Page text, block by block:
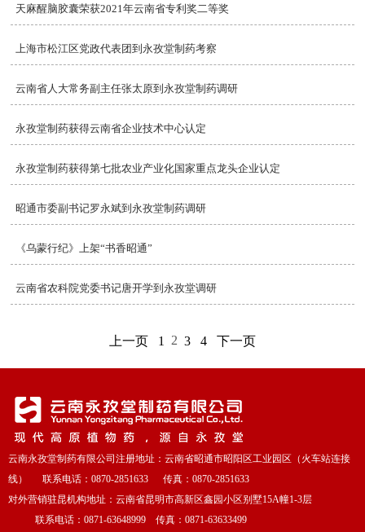
天麻醒脑胶囊荣获2021年云南省专利奖二等奖
上海市松江区党政代表团到永孜堂制药考察
云南省人大常务副主任张太原到永孜堂制药调研
永孜堂制药获得云南省企业技术中心认定
永孜堂制药获得第七批农业产业化国家重点龙头企业认定
昭通市委副书记罗永斌到永孜堂制药调研
《乌蒙行纪》上架“书香昭通”
云南省农科院党委书记唐开学到永孜堂调研
上一页 1 2 3 4 下一页
云南永孜堂制药有限公司注册地址：云南省昭通市昭阳区工业园区（火车站连接
线） 联系电话：0870-2851633 传真：0870-2851633
对外营销驻昆机构地址：云南省昆明市高新区鑫园小区别墅15A幢1-3层
联系电话：0871-63648999 传真：0871-63633499